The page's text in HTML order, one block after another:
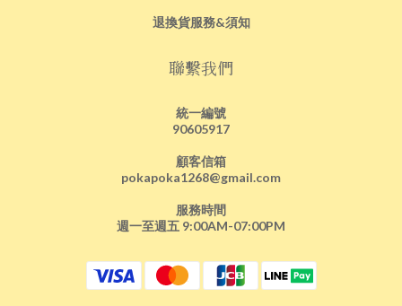
退換貨服務&須知
聯繫我們
統一編號
90605917
顧客信箱
pokapoka1268@gmail.com
服務時間
週一至週五 9:00AM-07:00PM